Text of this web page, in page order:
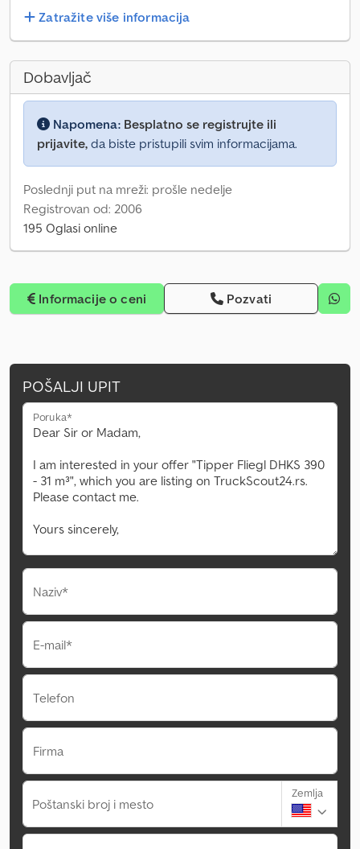
Zatražite više informacija
Dobavljač
Napomena: Besplatno se registrujte ili
prijavite, da biste pristupili svim informacijama.
Poslednji put na mreži: prošle nedelje
Registrovan od: 2006
195 Oglasi online
Informacije o ceni Pozvati
POŠALJI UPIT
Poruka*
Naziv*
E-mail*
Telefon
Firma
Poštanski broj i mesto
Zemlja